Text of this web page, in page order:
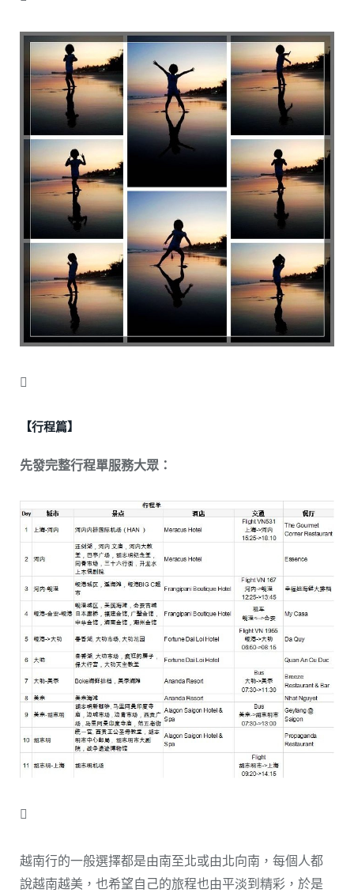

【行程篇】
先發完整行程單服務大眾：

越南行的一般選擇都是由南至北或由北向南，每個人都
說越南越美，也希望自己的旅程也由平淡到精彩，於是